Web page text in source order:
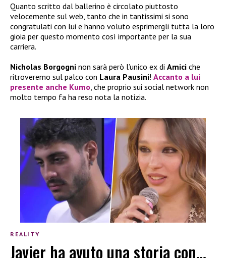
Quanto scritto dal ballerino è circolato piuttosto
velocemente sul web, tanto che in tantissimi si sono
congratulati con lui e hanno voluto esprimergli tutta la loro
gioia per questo momento così importante per la sua
carriera.
Nicholas Borgogni non sarà però l’unico ex di Amici che
ritroveremo sul palco con Laura Pausini! Accanto a lui
presente anche Kumo , che proprio sui social network non
molto tempo fa ha reso nota la notizia.
REALITY
Javier ha avuto una storia con…